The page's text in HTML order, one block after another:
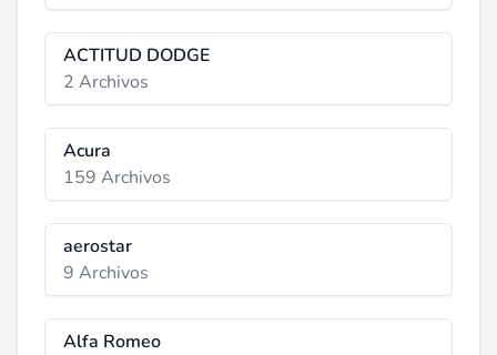
ACTITUD DODGE
2 Archivos
Acura
159 Archivos
aerostar
9 Archivos
Alfa Romeo